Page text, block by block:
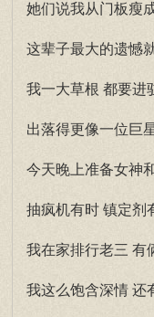
她们说我从门板瘦
这辈子最大的遗憾
我一大草根 都要进
出落得更像一位巨
今天晚上准备女神
抽疯机有时 镇定剂
我在家排行老三 有
我这么饱含深情 还